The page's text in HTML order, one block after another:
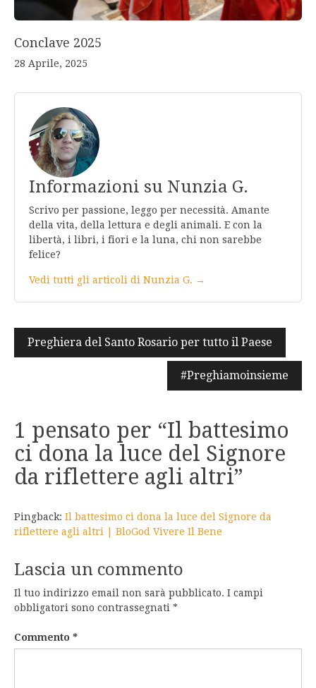
Conclave 2025
28 Aprile, 2025
Informazioni su Nunzia G.
Scrivo per passione, leggo per necessità. Amante
della vita, della lettura e degli animali. E con la
libertà, i libri, i fiori e la luna, chi non sarebbe
felice?
Vedi tutti gli articoli di Nunzia G. →
Navigazione
articoli
Preghiera del Santo Rosario per tutto il Paese
#Preghiamoinsieme
1 pensato per “Il battesimo
ci dona la luce del Signore
da riflettere agli altri”
Pingback: Il battesimo ci dona la luce del Signore da
riflettere agli altri | BloGod Vivere Il Bene
Lascia un commento
Il tuo indirizzo email non sarà pubblicato. I campi
obbligatori sono contrassegnati *
Commento *